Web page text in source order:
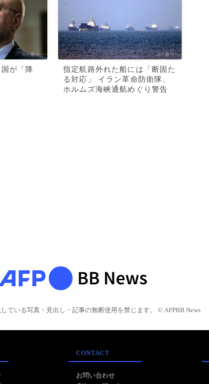
が「降
指定航路外れた船には「断固た
る対応」 イラン革命防衛隊、
ホルムズ海峡通航めぐり警告
している写真・見出し・記事の無断使用を禁じます。 © AFPBB News
CONTACT
お問い合わせ